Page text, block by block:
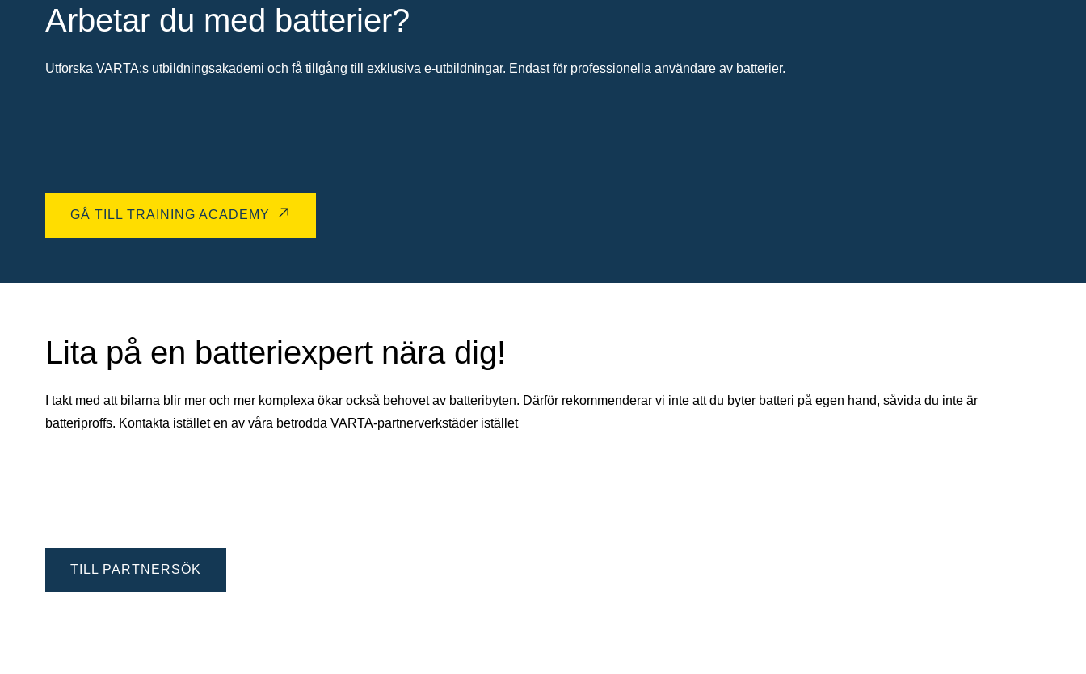
Arbetar du med batterier?
Utforska VARTA:s utbildningsakademi och få tillgång till exklusiva e-utbildningar. Endast för professionella användare av batterier.
GÅ TILL TRAINING ACADEMY
Lita på en batteriexpert nära dig!
I takt med att bilarna blir mer och mer komplexa ökar också behovet av batteribyten. Därför rekommenderar vi inte att du byter batteri på egen hand, såvida du inte är
batteriproffs. Kontakta istället en av våra betrodda VARTA-partnerverkstäder istället
TILL PARTNERSÖK